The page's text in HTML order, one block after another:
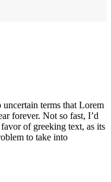
terms that Lorem
forever. Not so fast, I’d
of greeking text, as its
to take into